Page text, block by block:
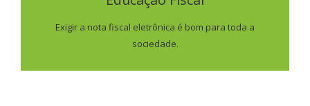
Exigir a nota fiscal eletrônica é bom para toda a
sociedade.
SAIBA MAIS